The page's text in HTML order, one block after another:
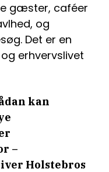
gæster, caféer
og
Det er en
erhvervslivet
kan
–
Holstebros